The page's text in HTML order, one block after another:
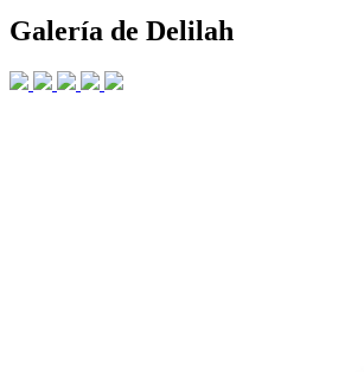
Galería de Delilah